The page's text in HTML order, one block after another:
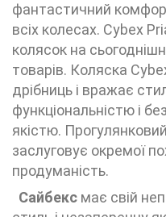
фантастичний
всіх колесах. Cybex
колясок на
товарів. Коляска
дрібниць і вражає
функціональністю і
якістю.
заслуговує окремої
продуманість.
Сайбекс має свій